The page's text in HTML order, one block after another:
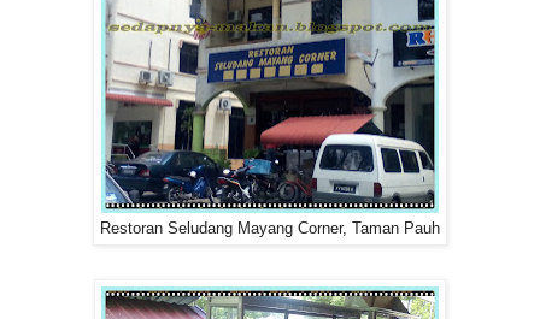
Restoran Seludang Mayang Corner, Taman Pauh